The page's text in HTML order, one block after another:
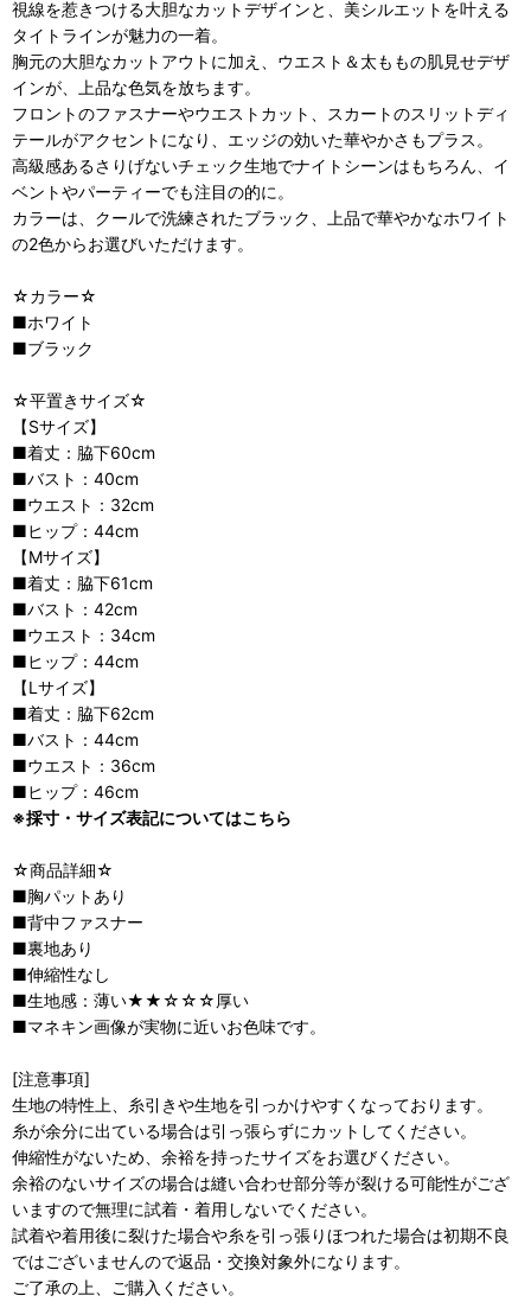
視線を惹きつける大胆なカットデザインと、美シルエットを叶える
タイトラインが魅力の一着。
胸元の大胆なカットアウトに加え、ウエスト＆太ももの肌見せデザ
インが、上品な色気を放ちます。
フロントのファスナーやウエストカット、スカートのスリットディ
テールがアクセントになり、エッジの効いた華やかさもプラス。
高級感あるさりげないチェック生地でナイトシーンはもちろん、イ
ベントやパーティーでも注目の的に。
カラーは、クールで洗練されたブラック、上品で華やかなホワイト
の2色からお選びいただけます。
☆カラー☆
■ホワイト
■ブラック
☆平置きサイズ☆
【Sサイズ】
■着丈：脇下60cm
■バスト：40cm
■ウエスト：32cm
■ヒップ：44cm
【Mサイズ】
■着丈：脇下61cm
■バスト：42cm
■ウエスト：34cm
■ヒップ：44cm
【Lサイズ】
■着丈：脇下62cm
■バスト：44cm
■ウエスト：36cm
■ヒップ：46cm
※採寸・サイズ表記についてはこちら
☆商品詳細☆
■胸パットあり
■背中ファスナー
■裏地あり
■伸縮性なし
■生地感：薄い★★☆☆☆厚い
■マネキン画像が実物に近いお色味です。
[注意事項]
生地の特性上、糸引きや生地を引っかけやすくなっております。
糸が余分に出ている場合は引っ張らずにカットしてください。
伸縮性がないため、余裕を持ったサイズをお選びください。
余裕のないサイズの場合は縫い合わせ部分等が裂ける可能性がござ
いますので無理に試着・着用しないでください。
試着や着用後に裂けた場合や糸を引っ張りほつれた場合は初期不良
ではございませんので返品・交換対象外になります。
ご了承の上、ご購入ください。